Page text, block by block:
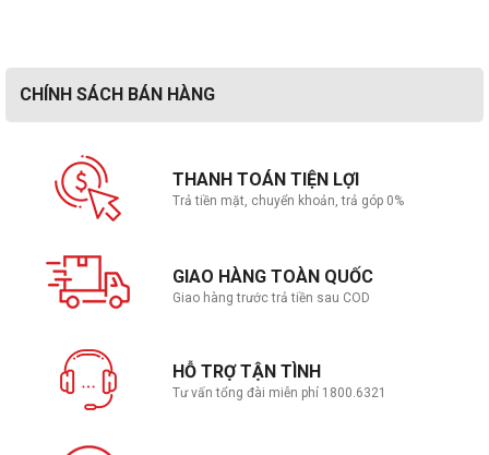
CHÍNH SÁCH BÁN HÀNG
THANH TOÁN TIỆN LỢI
Trả tiền mặt, chuyển khoản, trả góp 0%
GIAO HÀNG TOÀN QUỐC
Giao hàng trước trả tiền sau COD
HỖ TRỢ TẬN TÌNH
Tư vấn tổng đài miễn phí 1800.6321